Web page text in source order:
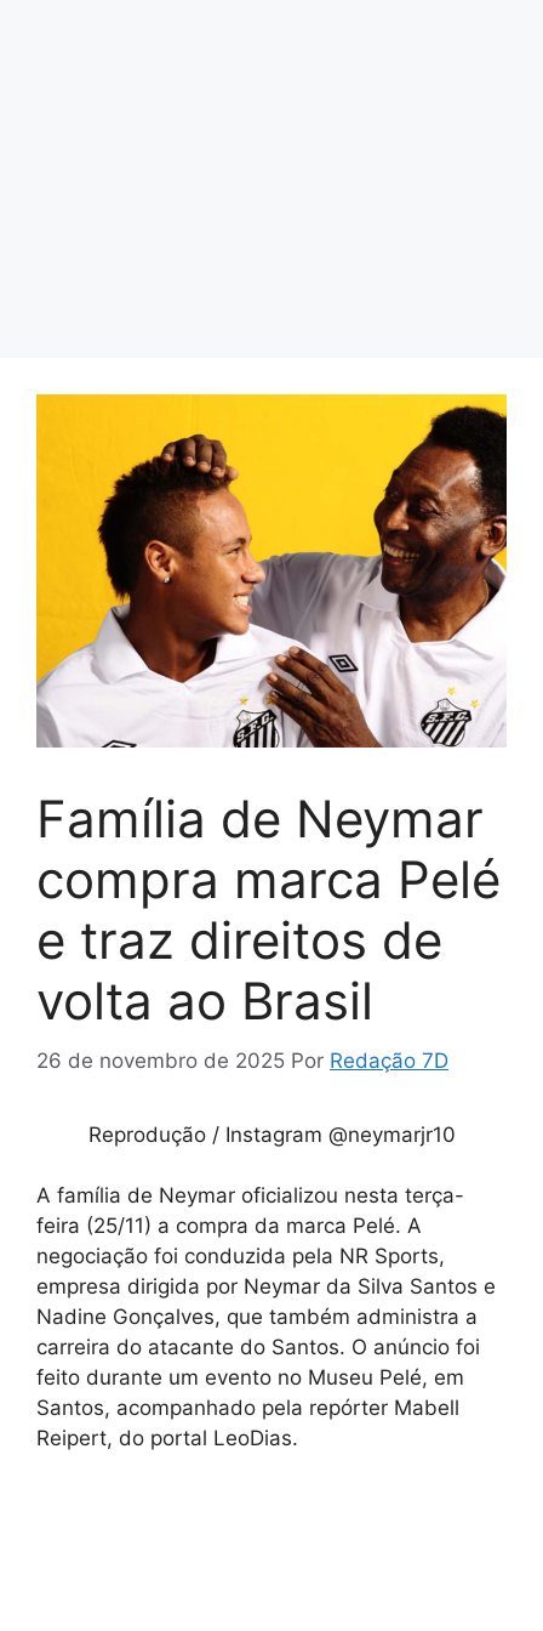
Família de Neymar
compra marca Pelé
e traz direitos de
volta ao Brasil
26 de novembro de 2025 Por Redação 7D
Reprodução / Instagram @neymarjr10
A família de Neymar oficializou nesta terça-
feira (25/11) a compra da marca Pelé. A
negociação foi conduzida pela NR Sports,
empresa dirigida por Neymar da Silva Santos e
Nadine Gonçalves, que também administra a
carreira do atacante do Santos. O anúncio foi
feito durante um evento no Museu Pelé, em
Santos, acompanhado pela repórter Mabell
Reipert, do portal LeoDias.